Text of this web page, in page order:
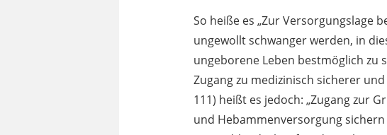
So heiße es „Zur Versorgungslage
ungewollt schwanger werden, in
ungeborene Leben bestmöglich zu
Zugang zu medizinisch sicherer
111) heißt es jedoch: „Zugang zur
und Hebammenversorgung sichern